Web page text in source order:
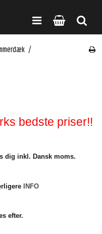
/
bedste priser!!
dig inkl. Dansk moms.
INFO
efter.